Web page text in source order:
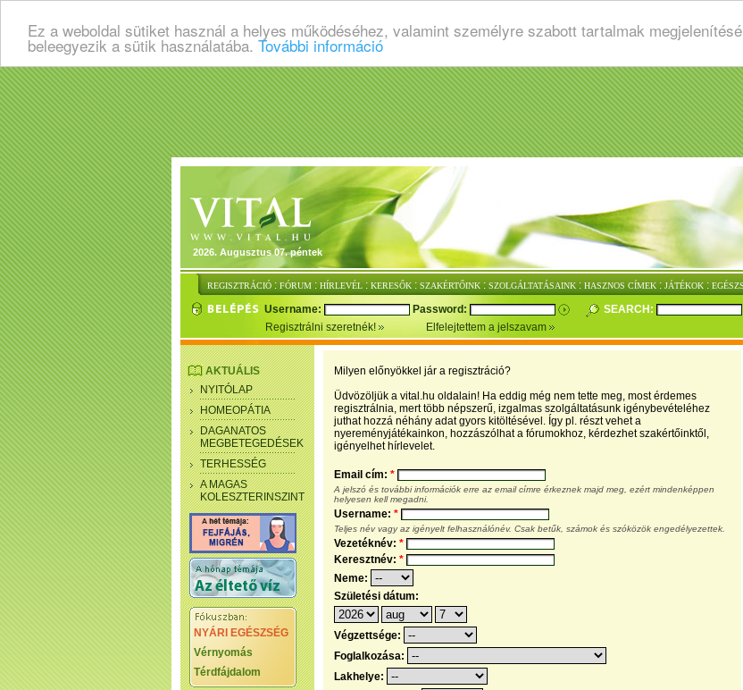
Ez a weboldal sütiket használ a helyes működéséhez, valamint személyre szabott tartalmak
beleegyezik a sütik használatába. További információ
2026. Augusztus 07. péntek
REGISZTRÁCIÓ : FÓRUM : HÍRLEVÉL : KERESŐK : SZAKÉRTŐINK : SZOLGÁLTATÁSAINK : HASZNOS CÍMEK : JÁTÉKOK :
Username: Password:
SEARCH:
Regisztrálni szeretnék!
Elfelejtettem a jelszavam
AKTUÁLIS
NYITÓLAP
HOMEOPÁTIA
DAGANATOS
MEGBETEGEDÉSEK
TERHESSÉG
A MAGAS
KOLESZTERINSZINT
NYÁRI EGÉSZSÉG
Vérnyomás
Térdfájdalom
Milyen előnyökkel jár a regisztráció?
Üdvözöljük a vital.hu oldalain! Ha eddig még nem tette meg, most érdemes
regisztrálnia, mert több népszerű, izgalmas szolgáltatásunk igénybevételéhez
juthat hozzá néhány adat gyors kitöltésével. Így pl. részt vehet a
nyereményjátékainkon, hozzászólhat a fórumokhoz, kérdezhet szakértőinktől,
igényelhet hírlevelet.
Email cím: *
A jelszó és további információk erre az email címre érkeznek majd meg, ezért mindenképpen
helyesen kell megadni.
Username: *
Teljes név vagy az igényelt felhasználónév. Csak betűk, számok és szóközök engedélyezettek.
Vezetéknév: *
Keresztnév: *
Neme:
Születési dátum:
Végzettsége:
Foglalkozása:
Lakhelye: